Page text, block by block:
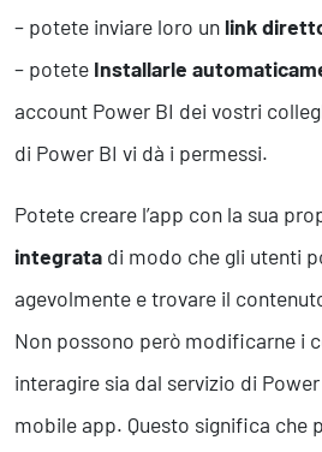
– potete inviare loro un link
– potete Installarle
account Power BI dei vostri
di Power BI vi dà i permessi.
Potete creare l’app con la sua
integrata di modo che gli utenti
agevolmente e trovare il
Non possono però modificarne i
interagire sia dal servizio di
mobile app. Questo significa che